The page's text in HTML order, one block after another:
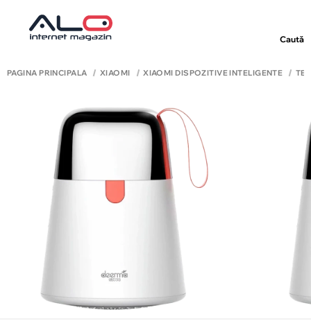
Caută
PAGINA PRINCIPALĂ XIAOMI XIAOMI DISPOZITIVE INTELIGENTE